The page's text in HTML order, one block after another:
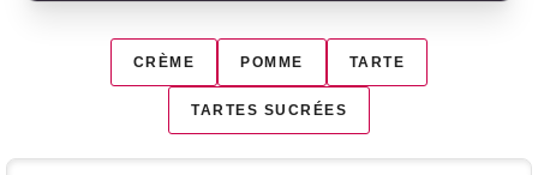
CRÈME POMME TARTE
TARTES SUCRÉES